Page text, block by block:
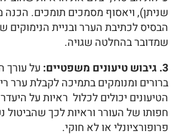
שניתן), ויאסוף מסמכים תומכים. הכנה
הבסיס לכתיבת הערר ובניית הנימוקים
שמדובר בהחלטה שגויה.
3. גיבוש טיעונים משפטיים:
על עורך
ברורים ומנומקים בתמיכה לקבלת ערר
הטיעונים יכולים לכלול ראיות על
חפותו של העורר וראיות לכך שהביטול
פרופורציונלי או לא חוקי.